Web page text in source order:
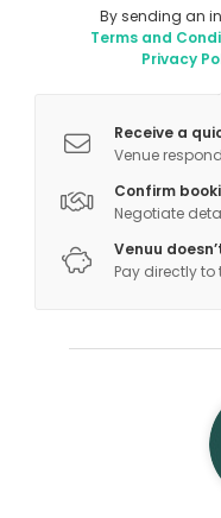
By sending an
Terms and
Privacy
Receive a
Venue
Confirm
Negotiate
Venuu
Pay directly